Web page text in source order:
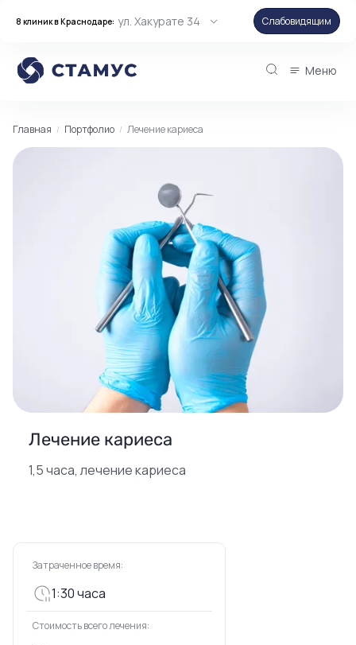
8 клиник в Краснодаре: ул. Хакурате 34 Слабовидящим
Меню
Главная Портфолио Лечение кариеса
Лечение кариеса
1,5 часа, лечение кариеса
Затраченное время:
1:30 часа
Стоимость всего лечения: